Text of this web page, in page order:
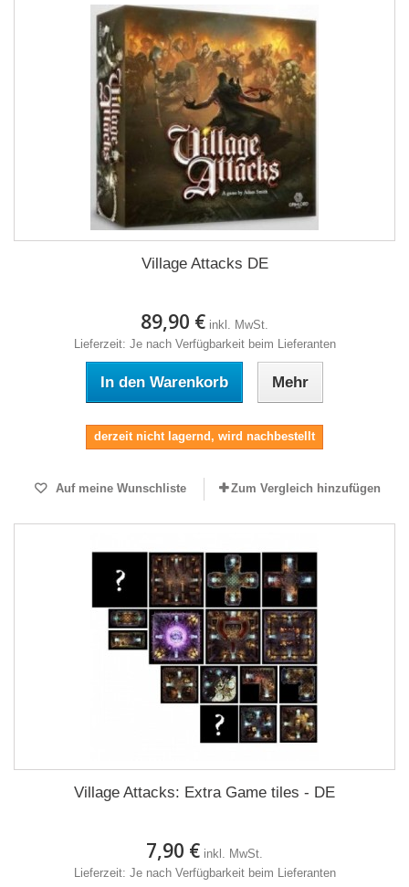
Village Attacks DE
89,90 € inkl. MwSt.
Lieferzeit: Je nach Verfügbarkeit beim Lieferanten
In den Warenkorb Mehr
derzeit nicht lagernd, wird nachbestellt
Auf meine Wunschliste Zum Vergleich hinzufügen
Village Attacks: Extra Game tiles - DE
7,90 € inkl. MwSt.
Lieferzeit: Je nach Verfügbarkeit beim Lieferanten